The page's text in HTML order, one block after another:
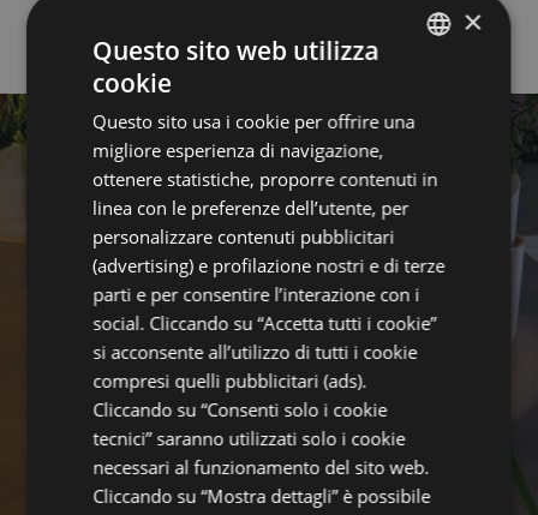
HOTEL
ENGLISH
GERMAN
×
Questo sito web utilizza
cookie
Questo sito usa i cookie per offrire una
migliore esperienza di navigazione,
ottenere statistiche, proporre contenuti in
linea con le preferenze dell’utente, per
personalizzare contenuti pubblicitari
(advertising) e profilazione nostri e di terze
parti e per consentire l’interazione con i
social. Cliccando su “Accetta tutti i cookie”
si acconsente all’utilizzo di tutti i cookie
compresi quelli pubblicitari (ads).
Cliccando su “Consenti solo i cookie
tecnici” saranno utilizzati solo i cookie
necessari al funzionamento del sito web.
Cliccando su “Mostra dettagli” è possibile